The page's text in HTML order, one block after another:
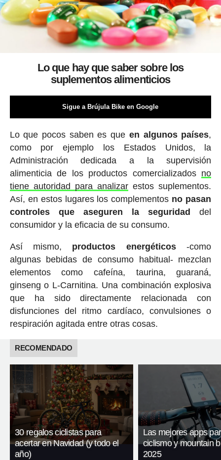
Lo que hay que saber sobre los
suplementos alimenticios
Sigue a Brújula Bike en Google
Lo que pocos saben es que en algunos países,
como por ejemplo los Estados Unidos, la
Administración dedicada a la supervisión
alimenticia de los productos comercializados no
tiene autoridad para analizar estos suplementos.
Así, en estos lugares los complementos no pasan
controles que aseguren la seguridad del
consumidor y la eficacia de su consumo.
Así mismo, productos energéticos-como
algunas bebidas de consumo habitual- mezclan
elementos como cafeína, taurina, guaraná,
ginseng o L-Carnitina. Una combinación explosiva
que ha sido directamente relacionada con
disfunciones del ritmo cardíaco, convulsiones o
respiración agitada entre otras cosas.
RECOMENDADO
30 regalos ciclistas para
acertar en Navidad (y todo el
año)
Las mejores apps
ciclismo y mountain
2025